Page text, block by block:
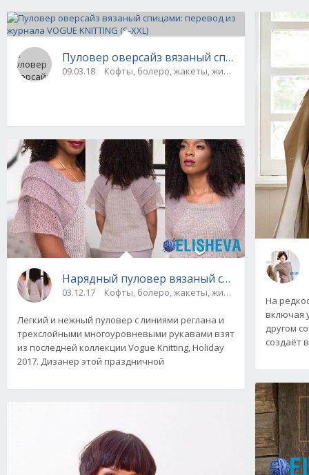
Пуловер оверсайз вязаный спицами:
09.03.18 Кофты, болеро, жакеты, жилеты, пуловеры и
Нарядный пуловер вязаный спицами от
03.12.17 Кофты, болеро, жакеты, жилеты, пуловеры и
Легкий и нежный пуловер с линиями реглана и
трехслойными многоуровневыми рукавами взят
из последней коллекции Vogue Knitting, Holiday
2017. Дизанер этой праздничной
На
включая
другом
создаёт